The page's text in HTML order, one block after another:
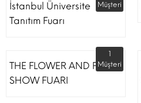
İstanbul Üniversite
Tanıtım Fuarı
Müşteri
THE FLOWER AND PLANT
SHOW FUARI
1
Müşteri